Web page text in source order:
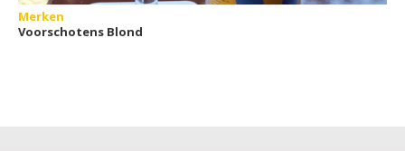
Merken
Voorschotens Blond